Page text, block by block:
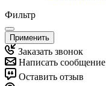
Фильтр
Применить
Заказать звонок
Написать сообщение
Оставить отзыв